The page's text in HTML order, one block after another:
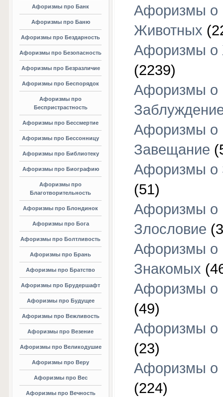
Афоризмы про Банк
Афоризмы про Баню
Афоризмы про Бездарность
Афоризмы про Безопасность
Афоризмы про Безразличие
Афоризмы про Беспорядок
Афоризмы про
Беспристрастность
Афоризмы про Бессмертие
Афоризмы про Бессонницу
Афоризмы про Библиотеку
Афоризмы про Биографию
Афоризмы про
Благотворительность
Афоризмы про Блондинок
Афоризмы про Бога
Афоризмы про Болтливость
Афоризмы про Брань
Афоризмы про Братство
Афоризмы про Брудершафт
Афоризмы про Будущее
Афоризмы про Вежливость
Афоризмы про Везение
Афоризмы про Великодушие
Афоризмы про Веру
Афоризмы про Вес
Афоризмы про Вечность
Афоризмы о
Животных
Афоризмы о
(2239)
Афоризмы о
Афоризмы о
Завещание
Афоризмы о
(51)
Афоризмы о
Злословие
Афоризмы о
Знакомых
Афоризмы о
(49)
Афоризмы о
(23)
Афоризмы о
(224)